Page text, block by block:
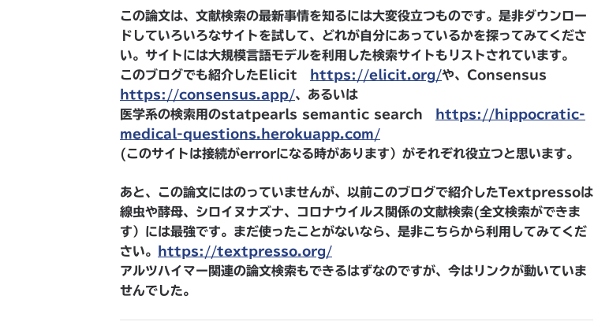
この論文は、文献検索の最新事情を知るには大変役立つものです。是非ダウンロー
ドしていろいろなサイトを試して、どれが自分にあっているかを探ってみてくださ
い。サイトには大規模言語モデルを利用した検索サイトもリストされています。
このブログでも紹介したElicit
https://elicit.org/や、Consensus
https://consensus.app/、あるいは
医学系の検索用のstatpearls semantic search
https://hippocratic-
medical-questions.herokuapp.com/
(このサイトは接続がerrorになる時があります）がそれぞれ役立つと思います。
あと、この論文にはのっていませんが、以前このブログで紹介したTextpressoは
線虫や酵母、シロイヌナズナ、コロナウイルス関係の文献検索(全文検索ができま
す）には最強です。まだ使ったことがないなら、是非こちらから利用してみてくだ
さい。
https://textpresso.org/
アルツハイマー関連の論文検索もできるはずなのですが、今はリンクが動いていま
せんでした。